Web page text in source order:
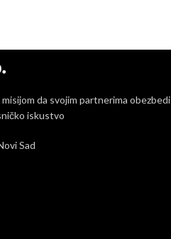
misijom da svojim partnerima obezbedi
iskustvo
Sad